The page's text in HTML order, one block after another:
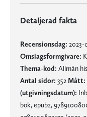
Detaljerad fakta
Recensionsdag:
Omslagsformgivare:
Thema-kod: Allmän
Antal sidor: 352 Mått:
(utgivningsdatum):
bok, epub2,